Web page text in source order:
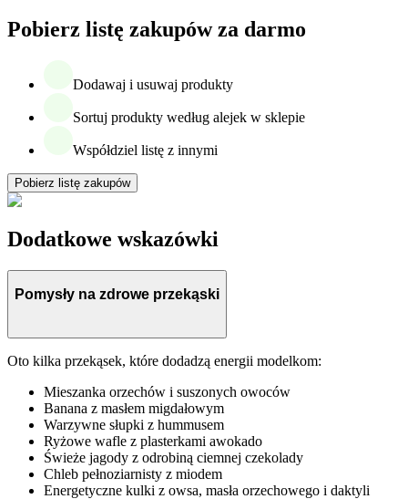
Pobierz listę zakupów za darmo
Dodawaj i usuwaj produkty
Sortuj produkty według alejek w sklepie
Współdziel listę z innymi
Pobierz listę zakupów
Dodatkowe wskazówki
Pomysły na zdrowe przekąski
Oto kilka przekąsek, które dodadzą energii modelkom:
Mieszanka orzechów i suszonych owoców
Banana z masłem migdałowym
Warzywne słupki z hummusem
Ryżowe wafle z plasterkami awokado
Świeże jagody z odrobiną ciemnej czekolady
Chleb pełnoziarnisty z miodem
Energetyczne kulki z owsa, masła orzechowego i daktyli